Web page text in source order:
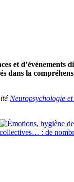
et
la
Neuropsychologie